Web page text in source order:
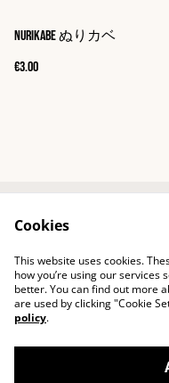
Nurikabe ぬりカベ
€3.00
Cookies
This website uses cookies.
how you’re using our services
better. You can find out more
are used by clicking "Cookie
policy.